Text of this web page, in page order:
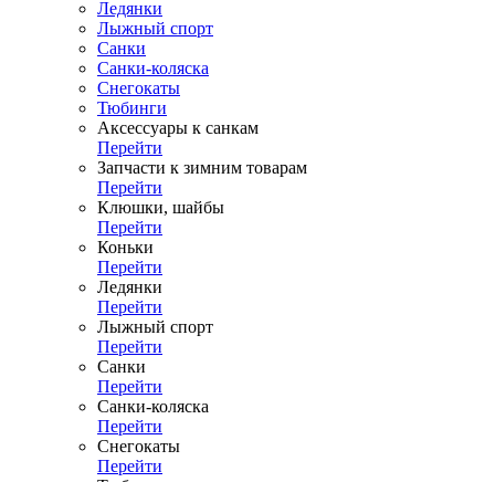
Ледянки
Лыжный спорт
Санки
Санки-коляска
Снегокаты
Тюбинги
Аксессуары к санкам
Перейти
Запчасти к зимним товарам
Перейти
Клюшки, шайбы
Перейти
Коньки
Перейти
Ледянки
Перейти
Лыжный спорт
Перейти
Санки
Перейти
Санки-коляска
Перейти
Снегокаты
Перейти